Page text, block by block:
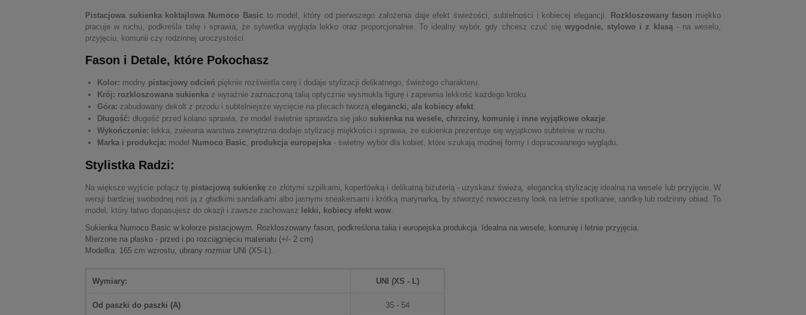
Pistacjowa sukienka koktajlowa Numoco Basicto model, który od pierwszego założenia daje efekt świeżości, subtelności i kobiecej elegancji. Rozkloszowany fason miękko
pracuje w ruchu, podkreśla talię i sprawia, że sylwetka wygląda lekko oraz proporcjonalnie. To idealny wybór, gdy chcesz czuć się wygodnie, stylowo i z klasą- na weselu,
przyjęciu, komunii czy rodzinnej uroczystości.
Fason i Detale, które Pokochasz
Kolor: modny pistacjowy odcień pięknie rozświetla cerę i dodaje stylizacji delikatnego, świeżego charakteru.
Krój: rozkloszowana sukienka z wyraźnie zaznaczoną talią optycznie wysmukla figurę i zapewnia lekkość każdego kroku.
Góra: zabudowany dekolt z przodu i subtelniejsze wycięcie na plecach tworzą elegancki, ale kobiecy efekt.
Długość: długość przed kolano sprawia, że model świetnie sprawdza się jako sukienka na wesele, chrzciny, komunię i inne wyjątkowe okazje.
Wykończenie: lekka, zwiewna warstwa zewnętrzna dodaje stylizacji miękkości i sprawia, że sukienka prezentuje się wyjątkowo subtelnie w ruchu.
Marka i produkcja: model Numoco Basic, produkcja europejska - świetny wybór dla kobiet, które szukają modnej formy i dopracowanego wyglądu.
Stylistka Radzi:
Na większe wyjście połącz tę pistacjową sukienkę ze złotymi szpilkami, kopertówką i delikatną biżuterią - uzyskasz świeżą, elegancką stylizację idealną na wesele lub przyjęcie. W
wersji bardziej swobodnej noś ją z gładkimi sandałkami albo jasnymi sneakersami i krótką marynarką, by stworzyć nowoczesny look na letnie spotkanie, randkę lub rodzinny obiad. To
model, który łatwo dopasujesz do okazji i zawsze zachowasz lekki, kobiecy efekt wow.
Sukienka Numoco Basic w kolorze pistacjowym. Rozkloszowany fason, podkreślona talia i europejska produkcja. Idealna na wesele, komunię i letnie przyjęcia.
Mierzone na płasko - przed i po rozciągnięciu materiału (+/- 2 cm)
Modelka: 165 cm wzrostu, ubrany rozmiar UNI (XS-L).
Wymiary: UNI (XS - L)
Od paszki do paszki (A) 35 - 54